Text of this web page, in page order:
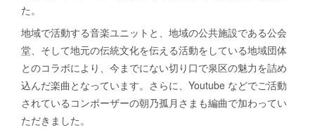
た。
地域で活動する音楽ユニットと、地域の公共施設である公会
堂、そして地元の伝統文化を伝える活動をしている地域団体
とのコラボにより、今までにない切り口で泉区の魅力を詰め
込んだ楽曲となっています。さらに、Youtube などでご活動
されているコンポーザーの朝乃孤月さまも編曲で加わってい
ただきました。